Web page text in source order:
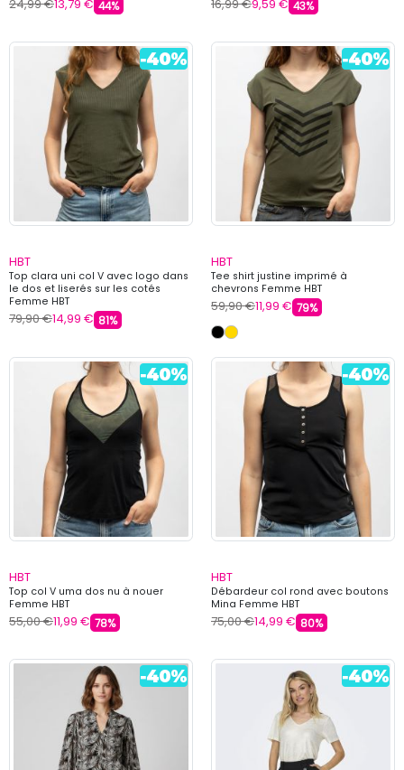
24,99 €13,79 € 44% 16,99 €9,59 € 43%
HBT
Top clara uni col V avec logo dans
le dos et liserés sur les cotés
Femme HBT
79,90 €14,99 € 81%
HBT
Tee shirt justine imprimé à
chevrons Femme HBT
59,90 €11,99 € 79%
HBT
Top col V uma dos nu à nouer
Femme HBT
55,00 €11,99 € 78%
HBT
Débardeur col rond avec boutons
Mina Femme HBT
75,00 €14,99 € 80%